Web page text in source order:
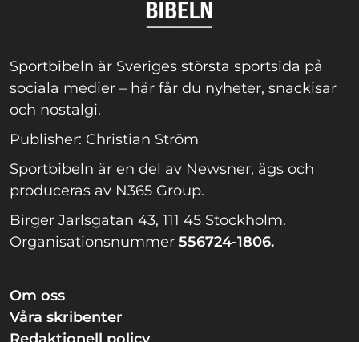
Sportbibeln är Sveriges största sportsida på
sociala medier – här får du nyheter, snackisar
och nostalgi.
Publisher: Christian Ström
Sportbibeln är en del av Newsner, ägs och
produceras av N365 Group.
Birger Jarlsgatan 43, 111 45 Stockholm.
Organisationsnummer 556724-1806.
Om oss
Våra skribenter